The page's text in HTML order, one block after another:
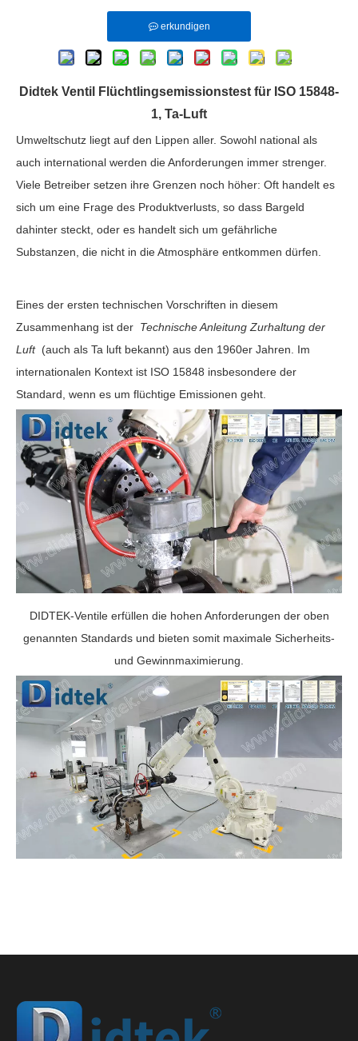
erkundigen
Didtek Ventil Flüchtlingsemissionstest für ISO 15848-
1, Ta-Luft
Umweltschutz liegt auf den Lippen aller. Sowohl national als
auch international werden die Anforderungen immer strenger.
Viele Betreiber setzen ihre Grenzen noch höher: Oft handelt es
sich um eine Frage des Produktverlusts, so dass Bargeld
dahinter steckt, oder es handelt sich um gefährliche
Substanzen, die nicht in die Atmosphäre entkommen dürfen.
Eines der ersten technischen Vorschriften in diesem
Zusammenhang ist der Technische Anleitung Zurhaltung der
Luft (auch als Ta luft bekannt) aus den 1960er Jahren. Im
internationalen Kontext ist ISO 15848 insbesondere der
Standard, wenn es um flüchtige Emissionen geht.
DIDTEK-Ventile erfüllen die hohen Anforderungen der oben
genannten Standards und bieten somit maximale Sicherheits-
und Gewinnmaximierung.